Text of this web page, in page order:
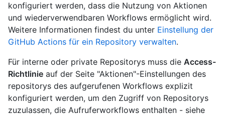
konfiguriert werden, dass die Nutzung von Aktionen
und wiederverwendbaren Workflows ermöglicht wird.
Weitere Informationen findest du unter Einstellung der
GitHub Actions für ein Repository verwalten.
Für interne oder private Repositorys muss die Access-
Richtlinie auf der Seite "Aktionen"-Einstellungen des
repositorys des aufgerufenen Workflows explizit
konfiguriert werden, um den Zugriff von Repositorys
zuzulassen, die Aufruferworkflows enthalten - siehe